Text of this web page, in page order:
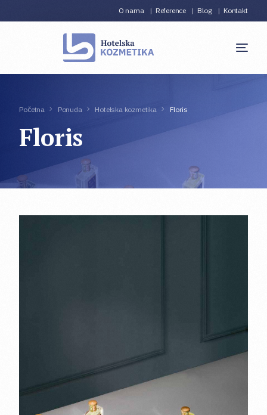
O nama Reference Blog Kontakt
Početna Ponuda Hotelska kozmetika Floris
Floris